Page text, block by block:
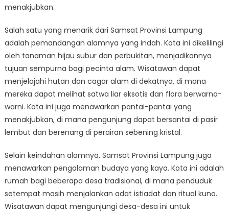
menakjubkan.
Salah satu yang menarik dari Samsat Provinsi Lampung
adalah pemandangan alamnya yang indah. Kota ini dikelilingi
oleh tanaman hijau subur dan perbukitan, menjadikannya
tujuan sempurna bagi pecinta alam. Wisatawan dapat
menjelajahi hutan dan cagar alam di dekatnya, di mana
mereka dapat melihat satwa liar eksotis dan flora berwarna-
warni. Kota ini juga menawarkan pantai-pantai yang
menakjubkan, di mana pengunjung dapat bersantai di pasir
lembut dan berenang di perairan sebening kristal.
Selain keindahan alamnya, Samsat Provinsi Lampung juga
menawarkan pengalaman budaya yang kaya. Kota ini adalah
rumah bagi beberapa desa tradisional, di mana penduduk
setempat masih menjalankan adat istiadat dan ritual kuno.
Wisatawan dapat mengunjungi desa-desa ini untuk